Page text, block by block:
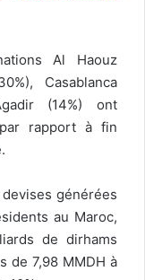
Al Haouz
Casablanca
(14%) ont
rapport à fin
générées
au Maroc,
de dirhams
de 7,98 MMDH à